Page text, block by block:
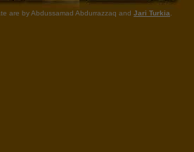
are by Abdussamad Abdurrazzaq and Jari Turkia